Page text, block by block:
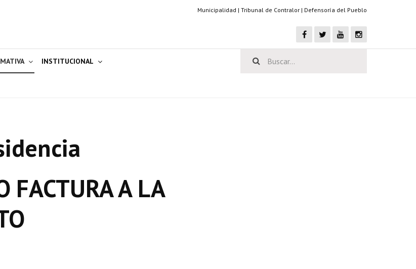
Municipalidad | Tribunal de Contralor | Defensoría del Pueblo
INSTITUCIONAL
A LA